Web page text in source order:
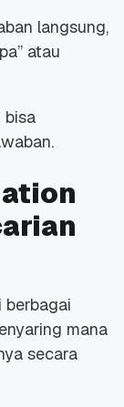
langsung,
atau
bisa
berbagai
mana
secara